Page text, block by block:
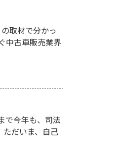
取材で分かっ
中古車販売業界
で今年も、司法
ただいま、自己